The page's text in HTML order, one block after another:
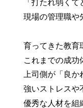
「打たれ弱く
現場の管理職や
育ってきた教育
これまでの成功
上司側が「良
強いストレスや
優秀な人材を組